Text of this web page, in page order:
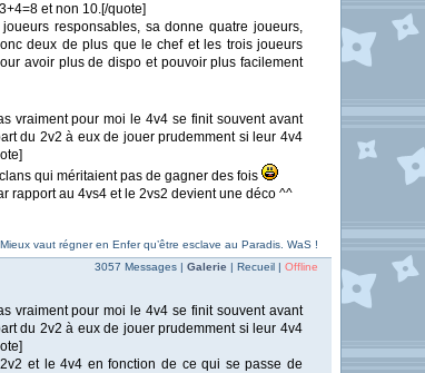
et non 10.[/quote]
responsables, sa donne quatre joueurs,
deux de plus que le chef et les trois joueurs
avoir plus de dispo et pouvoir plus facilement
vraiment pour moi le 4v4 se finit souvent avant
du 2v2 à eux de jouer prudemment si leur 4v4
qui méritaient pas de gagner des fois
rapport au 4vs4 et le 2vs2 devient une déco ^^
Mieux vaut régner en Enfer qu’être esclave au Paradis. WaS !
3057 Messages | Galerie | Recueil | Offline
vraiment pour moi le 4v4 se finit souvent avant
du 2v2 à eux de jouer prudemment si leur 4v4
et le 4v4 en fonction de ce qui se passe de